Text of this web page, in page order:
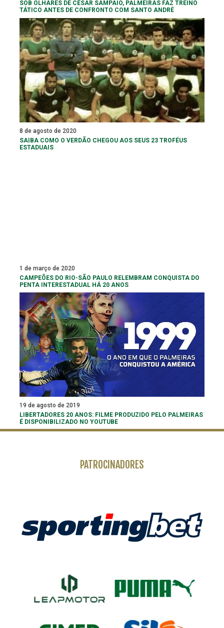
SOB OLHARES DE CÉSAR SAMPAIO, PALMEIRAS FAZ TREINO
TÁTICO ANTES DE CONFRONTO COM SANTO ANDRÉ
8 de agosto de 2020
SAIBA COMO O VERDÃO CHEGOU AOS SEUS 23 TROFÉUS
ESTADUAIS
1 de março de 2020
CAMPEÕES DO RIO-SÃO PAULO RELEMBRAM CONQUISTA DO
PENTA INTERESTADUAL HÁ 20 ANOS
19 de agosto de 2019
LIBERTADORES 20 ANOS: FILME PRODUZIDO PELO PALMEIRAS
É DISPONIBILIZADO NO YOUTUBE
PATROCINADORES